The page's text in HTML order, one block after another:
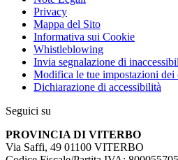
Privacy
Mappa del Sito
Informativa sui Cookie
Whistleblowing
Invia segnalazione di
Modifica le tue impostazioni dei
Dichiarazione di accessibilità
Seguici su
PROVINCIA DI VITERBO
Via Saffi, 49 01100 VITERBO